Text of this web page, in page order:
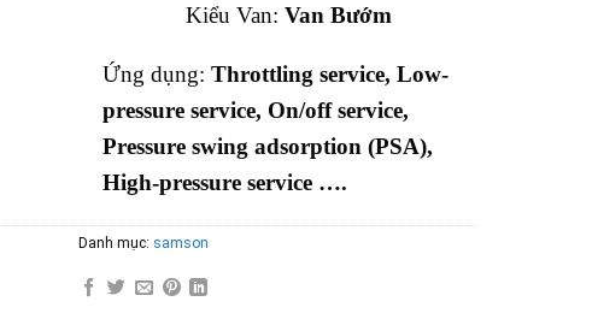
Kiểu Van: Van Bướm
Ứng dụng: Throttling service, Low-
pressure service, On/off service,
Pressure swing adsorption (PSA),
High-pressure service ….
Danh mục: samson